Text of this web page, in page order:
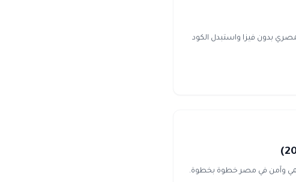
بدون فيزا واستبدل الكود
وآمن في مصر خطوة بخطوة.